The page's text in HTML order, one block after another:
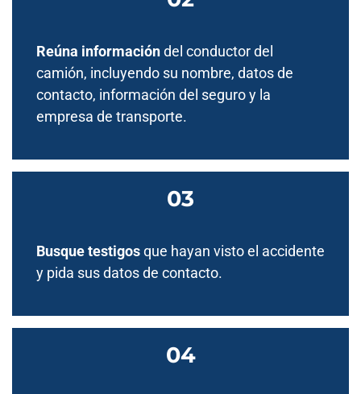
Reúna informacióndel conductor del
camión, incluyendo su nombre, datos de
contacto, información del seguro y la
empresa de transporte.
Busque testigosque hayan visto el accidente
y pida sus datos de contacto.